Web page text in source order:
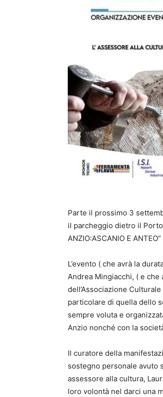
Parte il prossimo 3
il parcheggio dietro il Porto
ANZIO:ASCANIO E
L’evento ( che avrà la
Andrea Mingiacchi, ( e che
dell’Associazione
particolare di quella dello
sempre voluta e
Anzio nonché con la
Il curatore della
sostegno personale avuto
assessore alla cultura,
loro volontà nel darci una